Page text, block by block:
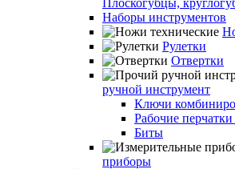
Плоскогубцы,
Наборы инструментов
Рулетки
Отвертки
ручной инструмент
Ключи
Рабочие
Биты
приборы